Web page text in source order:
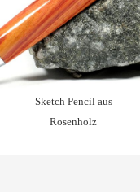
Sketch Pencil aus
Rosenholz